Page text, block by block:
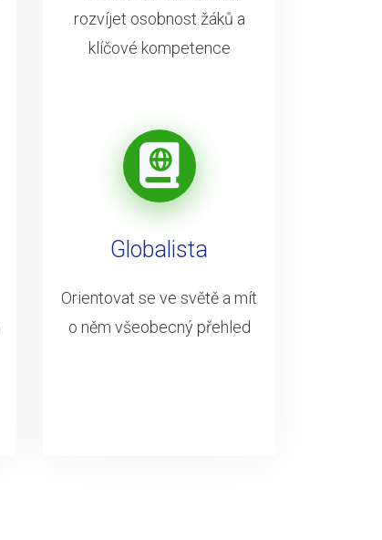
rozvíjet osobnost žáků a
klíčové kompetence
Globalista
Orientovat se ve světě a mít
o něm všeobecný přehled